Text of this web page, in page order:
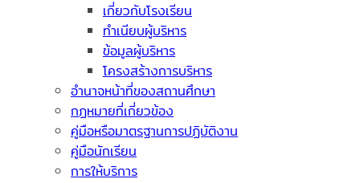
เกี่ยวกับโรงเรียน
ทำเนียบผู้บริหาร
ข้อมูลผู้บริหาร
โครงสร้างการบริหาร
อำนาจหน้าที่ของสถานศึกษา
กฏหมายที่เกี่ยวข้อง
คู่มือหรือมาตรฐานการปฏิบัติงาน
คู่มือนักเรียน
การให้บริการ